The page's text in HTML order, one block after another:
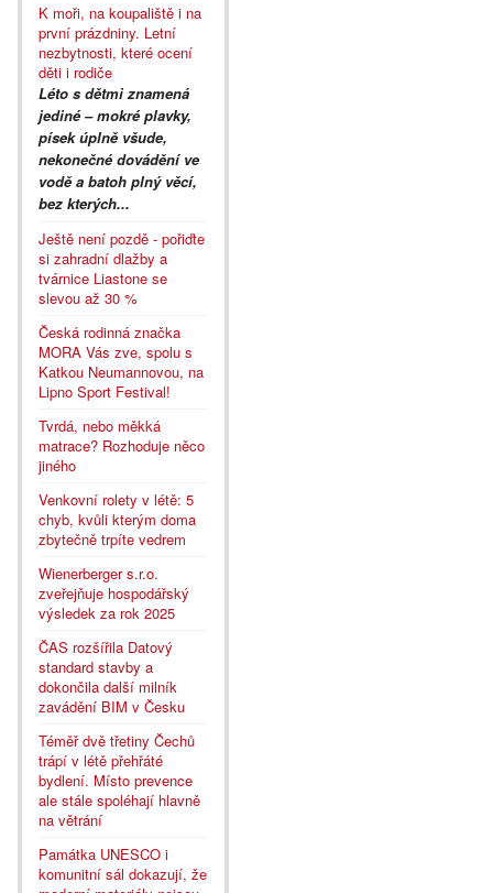
K moři, na koupaliště i na
první prázdniny. Letní
nezbytnosti, které ocení
děti i rodiče
Léto s dětmi znamená
jediné – mokré plavky,
písek úplně všude,
nekonečné dovádění ve
vodě a batoh plný věcí,
bez kterých...
Ještě není pozdě - pořiďte
si zahradní dlažby a
tvárnice Liastone se
slevou až 30 %
Česká rodinná značka
MORA Vás zve, spolu s
Katkou Neumannovou, na
Lipno Sport Festival!
Tvrdá, nebo měkká
matrace? Rozhoduje něco
jiného
Venkovní rolety v létě: 5
chyb, kvůli kterým doma
zbytečně trpíte vedrem
Wienerberger s.r.o.
zveřejňuje hospodářský
výsledek za rok 2025
ČAS rozšířila Datový
standard stavby a
dokončila další milník
zavádění BIM v Česku
Téměř dvě třetiny Čechů
trápí v létě přehřáté
bydlení. Místo prevence
ale stále spoléhají hlavně
na větrání
Památka UNESCO i
komunitní sál dokazují, že